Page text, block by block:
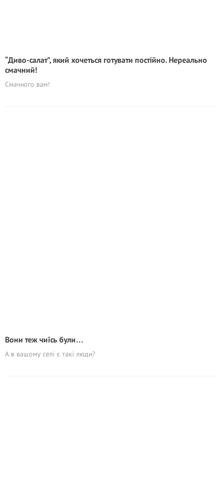
“Диво-салат”, який хочеться готувати постійно. Нереально
смачний!
Смачного вам!
Вони теж чиїсь були…
А в вашому селі є такі люди?